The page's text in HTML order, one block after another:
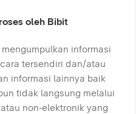
oleh Bibit
informasi
tersendiri dan/atau
informasi lainnya baik
tidak langsung melalui
non-elektronik yang